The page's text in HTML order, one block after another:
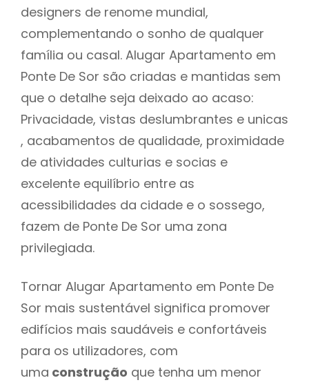
designers de renome mundial,
complementando o sonho de qualquer
família ou casal. Alugar Apartamento em
Ponte De Sor são criadas e mantidas sem
que o detalhe seja deixado ao acaso:
Privacidade, vistas deslumbrantes e unicas
, acabamentos de qualidade, proximidade
de atividades culturias e socias e
excelente equilíbrio entre as
acessibilidades da cidade e o sossego,
fazem de Ponte De Sor uma zona
privilegiada.
Tornar Alugar Apartamento em Ponte De
Sor mais sustentável significa promover
edifícios mais saudáveis e confortáveis
para os utilizadores, com
uma construção que tenha um menor